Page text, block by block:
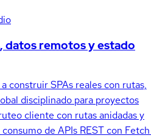
datos remotos y estado
construir SPAs reales con rutas,
disciplinado para proyectos
cliente con rutas anidadas y
de APIs REST con